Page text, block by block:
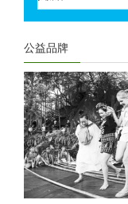
公益品牌